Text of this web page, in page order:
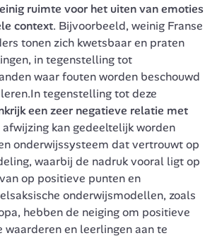
ruimte voor het uiten van emoties
context. Bijvoorbeeld, weinig Franse
tonen zich kwetsbaar en praten
in tegenstelling tot
waar fouten worden beschouwd
tegenstelling tot deze
een zeer negatieve relatie met
afwijzing kan gedeeltelijk worden
onderwijssysteem dat vertrouwt op
waarbij de nadruk vooral ligt op
op positieve punten en
onderwijsmodellen, zoals
hebben de neiging om positieve
waarderen en leerlingen aan te